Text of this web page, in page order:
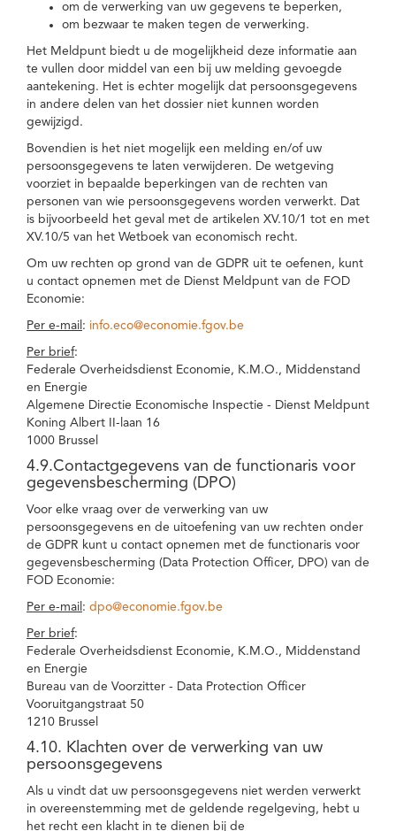
om de verwerking van uw gegevens te beperken,
om bezwaar te maken tegen de verwerking.
Het Meldpunt biedt u de mogelijkheid deze informatie aan
te vullen door middel van een bij uw melding gevoegde
aantekening. Het is echter mogelijk dat persoonsgegevens
in andere delen van het dossier niet kunnen worden
gewijzigd.
Bovendien is het niet mogelijk een melding en/of uw
persoonsgegevens te laten verwijderen. De wetgeving
voorziet in bepaalde beperkingen van de rechten van
personen van wie persoonsgegevens worden verwerkt. Dat
is bijvoorbeeld het geval met de artikelen XV.10/1 tot en met
XV.10/5 van het Wetboek van economisch recht.
Om uw rechten op grond van de GDPR uit te oefenen, kunt
u contact opnemen met de Dienst Meldpunt van de FOD
Economie:
Per e-mail : info.eco@economie.fgov.be
Per brief:
Federale Overheidsdienst Economie, K.M.O., Middenstand
en Energie
Algemene Directie Economische Inspectie - Dienst Meldpunt
Koning Albert II-laan 16
1000 Brussel
4.9.Contactgegevens van de functionaris voor
gegevensbescherming (DPO)
Voor elke vraag over de verwerking van uw
persoonsgegevens en de uitoefening van uw rechten onder
de GDPR kunt u contact opnemen met de functionaris voor
gegevensbescherming (Data Protection Officer, DPO) van de
FOD Economie:
Per e-mail : dpo@economie.fgov.be
Per brief:
Federale Overheidsdienst Economie, K.M.O., Middenstand
en Energie
Bureau van de Voorzitter - Data Protection Officer
Vooruitgangstraat 50
1210 Brussel
4.10. Klachten over de verwerking van uw
persoonsgegevens
Als u vindt dat uw persoonsgegevens niet werden verwerkt
in overeenstemming met de geldende regelgeving, hebt u
het recht een klacht in te dienen bij de